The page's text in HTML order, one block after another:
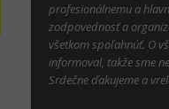
profesionálnemu a
zodpovednosť a
všetkom spoľahnúť. O
informoval, takže sme
Srdečne ďakujeme a